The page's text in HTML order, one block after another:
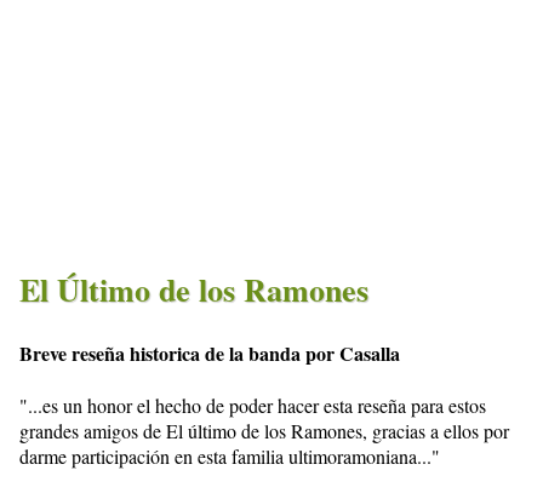
El Último de los Ramones
Breve reseña historica de la banda por Casalla
"...es un honor el hecho de poder hacer esta reseña para estos
grandes amigos de El último de los Ramones, gracias a ellos por
darme participación en esta familia ultimoramoniana..."